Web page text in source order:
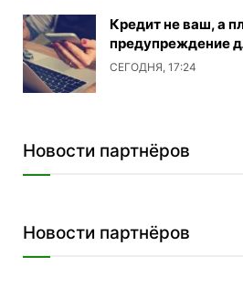
Кредит не ваш, а
предупреждение
СЕГОДНЯ, 17:24
Новости партнёров
Новости партнёров